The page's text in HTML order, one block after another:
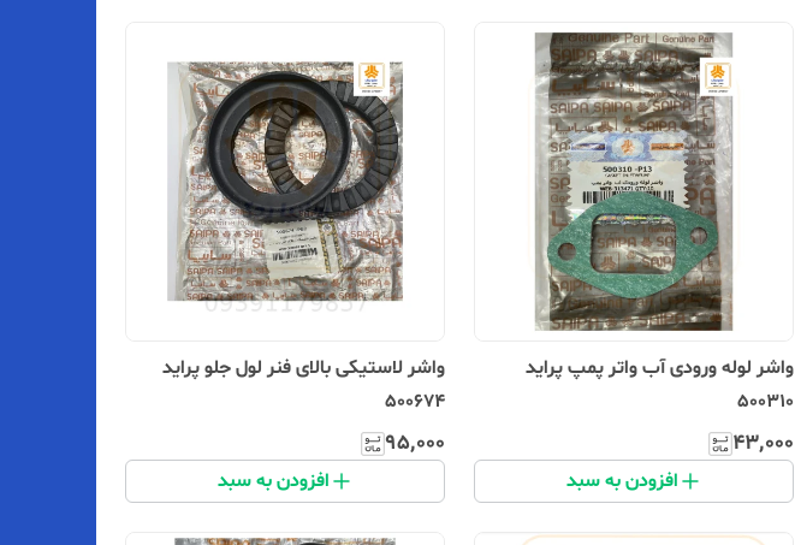
واشر لوله ورودی آب واتر پمپ پراید
500310
۴۳٬۰۰۰
افزودن به سبد
واشر لاستیکی بالای فنر لول جلو پراید
500674
۹۵٬۰۰۰
افزودن به سبد